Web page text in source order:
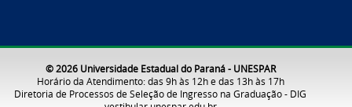
© 2026 Universidade Estadual do Paraná - UNESPAR
Horário da Atendimento: das 9h às 12h e das 13h às 17h
Diretoria de Processos de Seleção de Ingresso na Graduação - DIG